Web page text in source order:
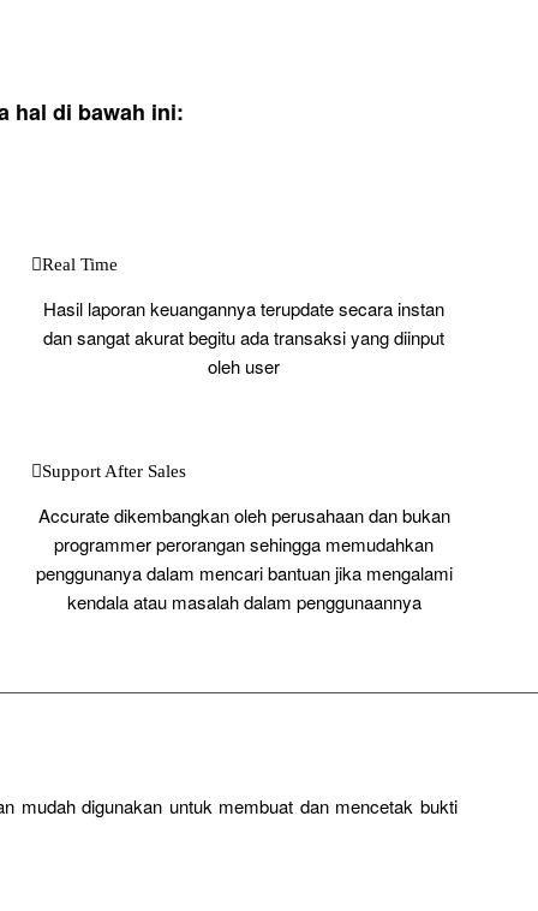
hal di bawah ini:
Real Time
Hasil laporan keuangannya terupdate secara instan
dan sangat akurat begitu ada transaksi yang diinput
oleh user
Support After Sales
Accurate dikembangkan oleh perusahaan dan bukan
programmer perorangan sehingga memudahkan
penggunanya dalam mencari bantuan jika mengalami
kendala atau masalah dalam penggunaannya
mudah digunakan untuk membuat dan mencetak bukti